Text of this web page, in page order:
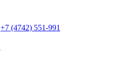
+7 (4742) 551-991